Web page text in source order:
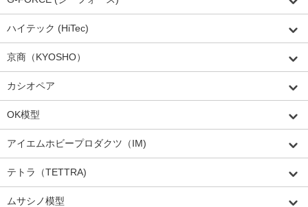
ハイテック (HiTec)
京商（KYOSHO）
カシオペア
OK模型
アイエムホビープロダクツ（IM)
テトラ（TETTRA)
ムサシノ模型